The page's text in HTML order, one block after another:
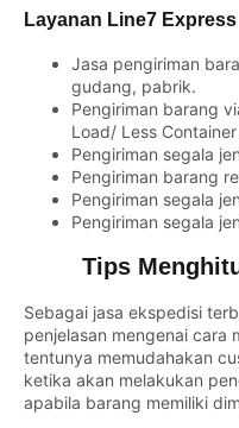
Layanan Line7 Express
Jasa pengiriman
gudang, pabrik.
Pengiriman barang
Load/ Less
Pengiriman segala
Pengiriman barang
Pengiriman segala
Pengiriman segala
Tips
Sebagai jasa ekspedisi
penjelasan mengenai cara
tentunya memudahakan
ketika akan melakukan
apabila barang memiliki